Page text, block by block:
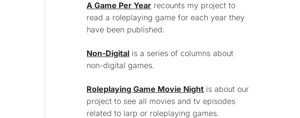
A Game Per Year recounts my project to
read a roleplaying game for each year they
have been published.
Non-Digital is a series of columns about
non-digital games.
Roleplaying Game Movie Night is about our
project to see all movies and tv episodes
related to larp or roleplaying games.